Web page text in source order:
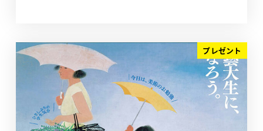
プレゼント